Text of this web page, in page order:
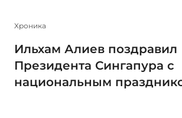
Xроника
Ильхам Алиев поздравил
Президента Сингапура с
национальным